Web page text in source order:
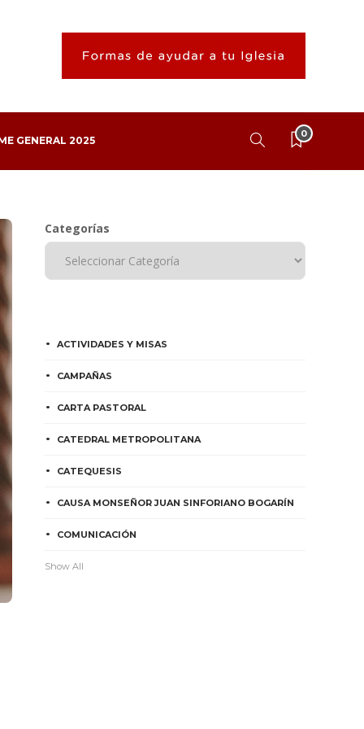
GENERAL 2025
0
Categorías
ACTIVIDADES Y MISAS
CAMPAÑAS
CARTA PASTORAL
CATEDRAL METROPOLITANA
CATEQUESIS
CAUSA MONSEÑOR JUAN SINFORIANO BOGARÍN
COMUNICACIÓN
Show All